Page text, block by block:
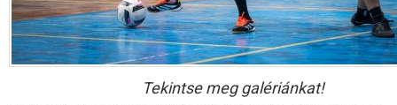
Tekintse meg galériánkat!